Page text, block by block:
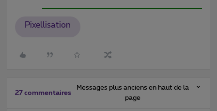
Pixellisation
27 commentaires
Messages plus anciens en haut de la
page